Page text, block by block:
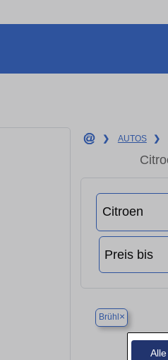
❯ AUTOS ❯
Brühl ×